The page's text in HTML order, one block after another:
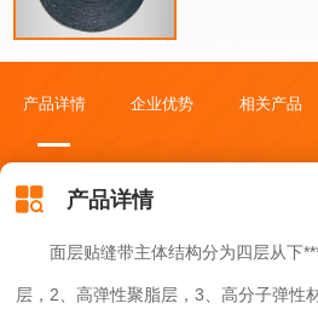
产品详情 企业优势 相关产品
产品详情
面层贴缝带主体结构分为四层从下
层，2、高弹性聚脂层，3、高分子弹性